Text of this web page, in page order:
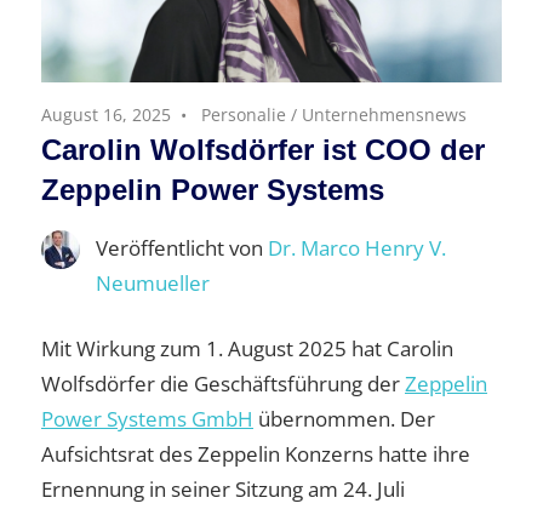
August 16, 2025 Personalie / Unternehmensnews
Carolin Wolfsdörfer ist COO der
Zeppelin Power Systems
Veröffentlicht von Dr. Marco Henry V.
Neumueller
Mit Wirkung zum 1. August 2025 hat Carolin
Wolfsdörfer die Geschäftsführung derZeppelin
Power Systems GmbH übernommen. Der
Aufsichtsrat des Zeppelin Konzerns hatte ihre
Ernennung in seiner Sitzung am 24. Juli